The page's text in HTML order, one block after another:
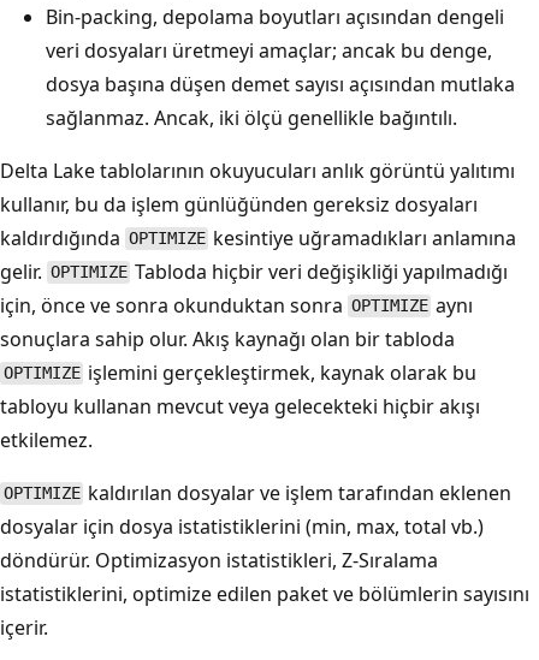
Bin-packing, depolama boyutları açısından dengeli
veri dosyaları üretmeyi amaçlar; ancak bu denge,
dosya başına düşen demet sayısı açısından mutlaka
sağlanmaz. Ancak, iki ölçü genellikle bağıntılı.
Delta Lake tablolarının okuyucuları anlık görüntü yalıtımı
kullanır, bu da işlem günlüğünden gereksiz dosyaları
kaldırdığında OPTIMIZE kesintiye uğramadıkları anlamına
gelir. OPTIMIZE Tabloda hiçbir veri değişikliği yapılmadığı
için, önce ve sonra okunduktan sonra OPTIMIZE aynı
sonuçlara sahip olur. Akış kaynağı olan bir tabloda
OPTIMIZE işlemini gerçekleştirmek, kaynak olarak bu
tabloyu kullanan mevcut veya gelecekteki hiçbir akışı
etkilemez.
OPTIMIZE kaldırılan dosyalar ve işlem tarafından eklenen
dosyalar için dosya istatistiklerini (min, max, total vb.)
döndürür. Optimizasyon istatistikleri, Z-Sıralama
istatistiklerini, optimize edilen paket ve bölümlerin sayısını
içerir.